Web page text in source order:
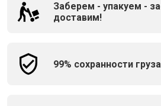
Заберем - упакуем -
доставим!
99% сохранности груза